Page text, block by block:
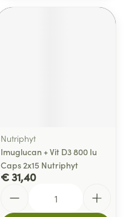
Nutriphyt
Imuglucan + Vit D3 800 Iu
Caps 2x15 Nutriphyt
€ 31,40